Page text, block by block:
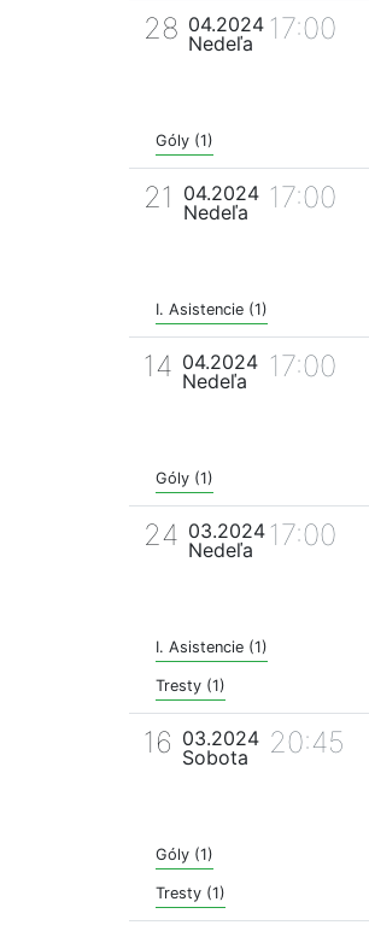
28 04.2024
Nedeľa
17:00
Góly (1)
21
04.2024
Nedeľa
17:00
I. Asistencie (1)
14 04.2024
Nedeľa
17:00
Góly (1)
24 03.2024
Nedeľa
17:00
I. Asistencie (1)
Tresty (1)
16 03.2024
Sobota
20:45
Góly (1)
Tresty (1)